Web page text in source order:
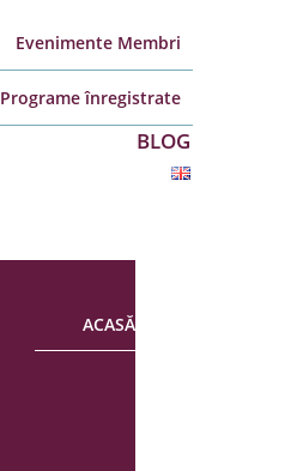
Evenimente Membri
Programe înregistrate
BLOG
ACASĂ